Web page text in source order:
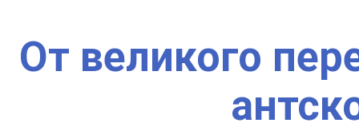
От великого